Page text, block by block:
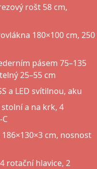
rošt 58 cm,
180×100 cm, 250
pásem 75–135
25–55 cm
a LED svítilnou, aku
a na krk, 4
cm, nosnost
rotační hlavice, 2